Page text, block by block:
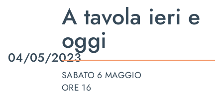
04/05/2023
A tavola ieri e
oggi
SABATO 6 MAGGIO
ORE 16